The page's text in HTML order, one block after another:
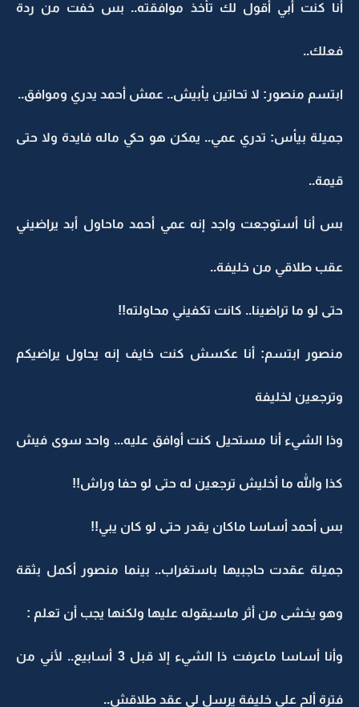
أنا كنت أبي أقول لك تأخذ موافقته.. بس خفت من ردة
فعلك..
ابتسم منصور: لا تحاتين يأبيش.. عمش أحمد يدري وموافق..
جميلة بيأس: تدري عمي.. يمكن هو حكي ماله فايدة ولا حتى
قيمة..
بس أنا أستوجعت واجد إنه عمي أحمد ماحاول أبد يراضيني
عقب طلاقي من خليفة..
حتى لو ما تراضينا.. كانت تكفيني محاولته!!
منصور ابتسم: أنا عكسش كنت خايف إنه يحاول يراضيكم
وترجعين لخليفة
وذا الشيء أنا مستحيل كنت أوافق عليه... واحد سوى فيش
كذا والله ما أخليش ترجعين له حتى لو حفا وراش!!
بس أحمد أساسا ماكان يقدر حتى لو كان يبي!!
جميلة عقدت حاجبيها باستغراب.. بينما منصور أكمل بثقة
وهو يخشى من أثر ماسيقوله عليها ولكنها يجب أن تعلم :
وأنا أساسا ماعرفت ذا الشيء إلا قبل 3 أسابيع.. لأني من
فترة ألح على خليفة يرسل لي عقد طلاقش..